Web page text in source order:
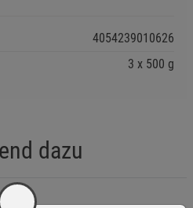
4054239010626
3 x 500 g
dazu